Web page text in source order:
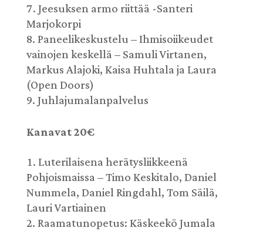
Jeesuksen armo riittää -Santeri
Marjokorpi
Paneelikeskustelu – Ihmisoiikeudet
vainojen keskellä – Samuli Virtanen,
Markus Alajoki, Kaisa Huhtala ja Laura
(Open Doors)
Juhlajumalanpalvelus
Kanavat 20€
Luterilaisena herätysliikkeenä
Pohjoismaissa – Timo Keskitalo, Daniel
Nummela, Daniel Ringdahl, Tom Säilä,
Lauri Vartiainen
Raamatunopetus: Käskeekö Jumala